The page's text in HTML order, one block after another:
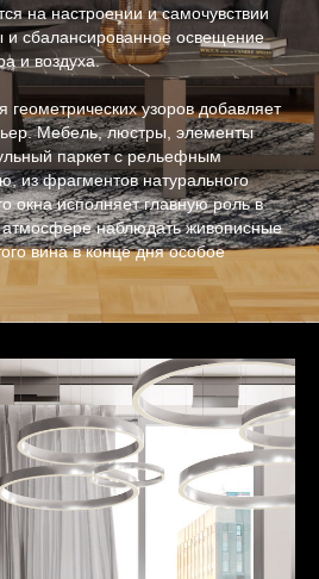
на настроении и самочувствии
и сбалансированное освещение
и воздуха.
геометрических узоров добавляет
Мебель, люстры, элементы
паркет с рельефным
из фрагментов натурального
окна исполняет главную роль в
наблюдать живописные
вина в конце дня особое